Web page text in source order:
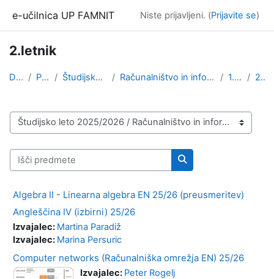
e-učilnica UP FAMNIT Niste prijavljeni. (Prijavite se)
2.letnik
Domov Predmeti Študijsko leto 2025/2026 Računalništvo in informatika, angleška izvedba (1.... 1. stopnja 2.letnik
Kategorije predmetov
Išči predmete
Išči predmete
Algebra II - Linearna algebra EN 25/26 (preusmeritev)
Angleščina IV (izbirni) 25/26
Izvajalec: Martina Paradiž
Izvajalec: Marina Persuric
Computer networks (Računalniška omrežja EN) 25/26
Izvajalec: Peter Rogelj